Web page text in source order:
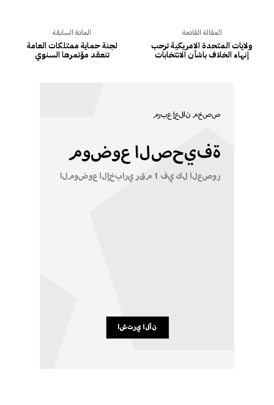
المادة السابقة
لجنة حماية ممتلكات العامة
تنعقد مؤتمرها السنوي
المقالة القادمة
ولايات المتحدة الامريكية ترحب
إنهاء الخلاف باشأن الانتخابات